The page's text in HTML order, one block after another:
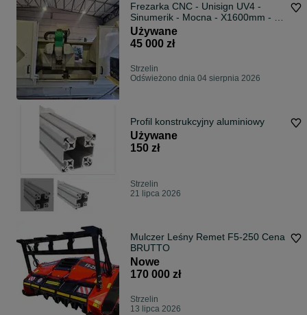
Frezarka CNC - Unisign UV4 -
Sinumerik - Mocna - X1600mm - Z
NASZEGO ZAKŁADU
Używane
45 000 zł
Strzelin
Odświeżono dnia 04 sierpnia 2026
Profil konstrukcyjny aluminiowy
Używane
150 zł
Strzelin
21 lipca 2026
Mulczer Leśny Remet F5-250 Cena
BRUTTO
Nowe
170 000 zł
Strzelin
13 lipca 2026